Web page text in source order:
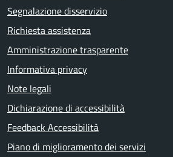
Segnalazione disservizio
Richiesta assistenza
Amministrazione trasparente
Informativa privacy
Note legali
Dichiarazione di accessibilità
Feedback Accessibilità
Piano di miglioramento dei servizi